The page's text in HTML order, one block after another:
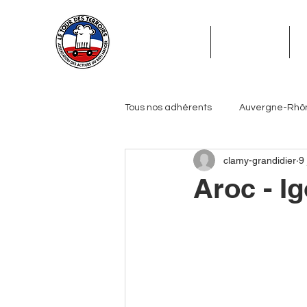
Tous nos adhérents Auvergne-
Grand Est Hauts-de-France
Aroc -
clamy-grandidier 9